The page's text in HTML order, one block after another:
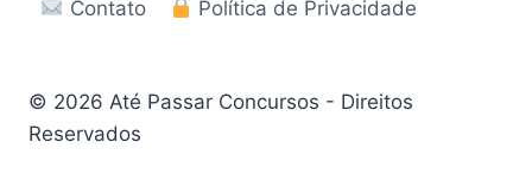
Contato Política de Privacidade
© 2026 Até Passar Concursos - Direitos
Reservados